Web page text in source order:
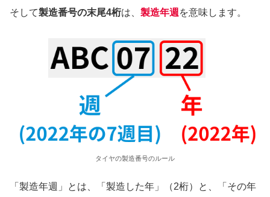
そして製造番号の末尾4桁は、 製造年週を意味します。
タイヤの製造番号のルール
「製造年週」とは、「製造した年」（2桁）と、「その年